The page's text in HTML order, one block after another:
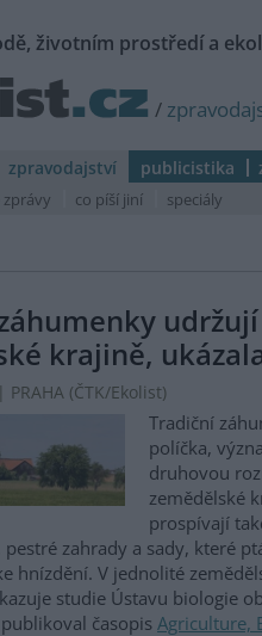
životním prostředí a
/
zpravodajství publicistika
co píší jiní speciály
krajině,
(ČTK/Ekolist)
Tradiční
políčka,
druhovou
zemědělské
prospívají
zahrady a sady, které
hnízdění. V jednolité
studie Ústavu biologie
časopis Agriculture,